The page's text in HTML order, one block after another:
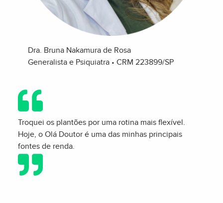
Dra. Bruna Nakamura de Rosa
Generalista e Psiquiatra • CRM 223899/SP
Troquei os plantões por uma rotina mais flexível.
Hoje, o Olá Doutor é uma das minhas principais
fontes de renda.